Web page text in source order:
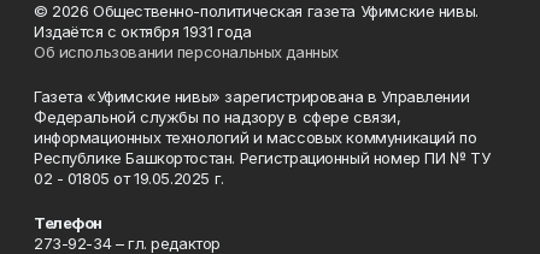
© 2026 Общественно-политическая газета Уфимские нивы.
Издаётся с октября 1931 года
Об использовании персональных данных
Газета «Уфимские нивы» зарегистрирована в Управлении
Федеральной службы по надзору в сфере связи,
информационных технологий и массовых коммуникаций по
Республике Башкортостан. Регистрационный номер ПИ № ТУ
02 - 01805 от 19.05.2025 г.
Телефон
273-92-34 – гл. редактор